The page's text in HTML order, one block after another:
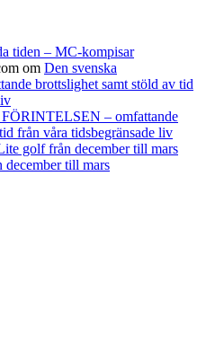
tiden – MC-kompisar
om Den svenska
brottslighet samt stöld av tid
FÖRINTELSEN – omfattande
från våra tidsbegränsade liv
golf från december till mars
till mars